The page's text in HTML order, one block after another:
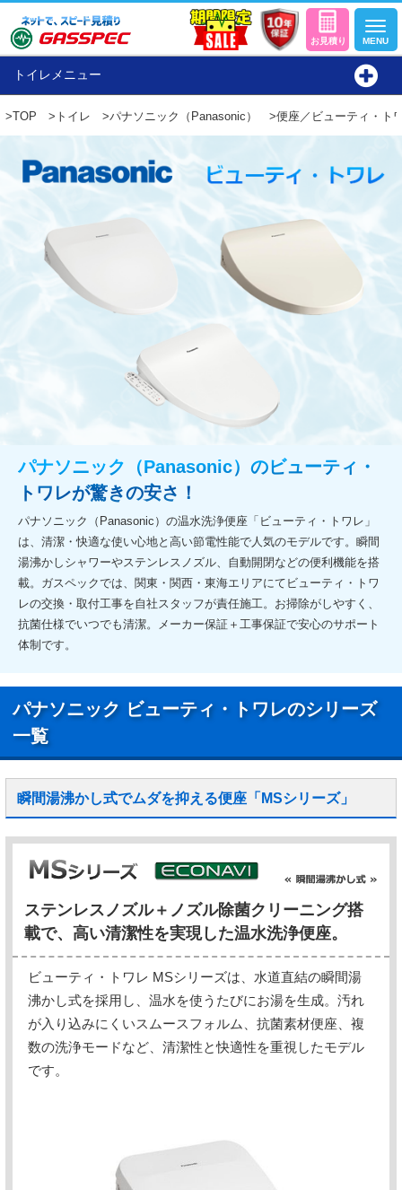
トイレメニュー
>TOP > トイレ >パナソニック（Panasonic） >便座／ビューティ・ト
パナソニック（Panasonic）のビューティ・
トワレが驚きの安さ！
パナソニック（Panasonic）の温水洗浄便座「ビューティ・トワレ」
は、清潔・快適な使い心地と高い節電性能で人気のモデルです。瞬間
湯沸かしシャワーやステンレスノズル、自動開閉などの便利機能を搭
載。ガスペックでは、関東・関西・東海エリアにてビューティ・トワ
レの交換・取付工事を自社スタッフが責任施工。お掃除がしやすく、
抗菌仕様でいつでも清潔。メーカー保証＋工事保証で安心のサポート
体制です。
パナソニック ビューティ・トワレのシリーズ
一覧
瞬間湯沸かし式でムダを抑える便座「MSシリーズ」
ステンレスノズル＋ノズル除菌クリーニング搭
載で、高い清潔性を実現した温水洗浄便座。
ビューティ・トワレ MSシリーズは、水道直結の瞬間湯
沸かし式を採用し、温水を使うたびにお湯を生成。汚れ
が入り込みにくいスムースフォルム、抗菌素材便座、複
数の洗浄モードなど、清潔性と快適性を重視したモデル
です。